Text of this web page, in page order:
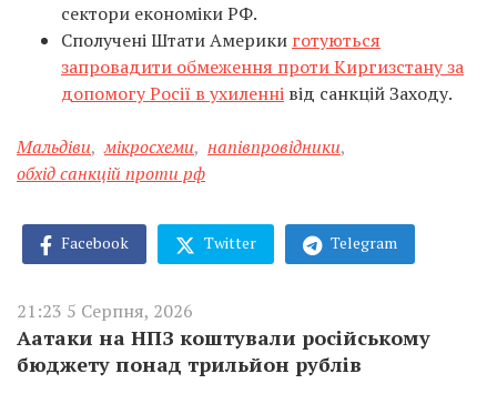
сектори економіки РФ.
Сполучені Штати Америки готуються
запровадити обмеження проти Киргизстану за
допомогу Росії в ухиленні від санкцій Заходу.
Мальдіви, мікросхеми, напівпровідники,
обхід санкцій проти рф
Facebook Twitter Telegram
21:23 5 Серпня, 2026
Аатаки на НПЗ коштували російському
бюджету понад трильйон рублів